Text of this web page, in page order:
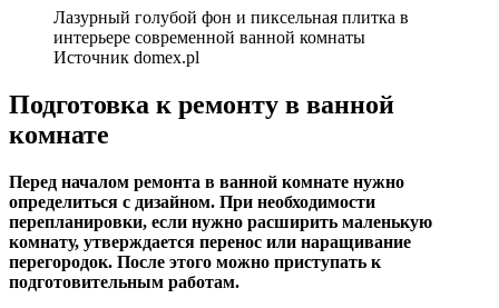
Лазурный голубой фон и пиксельная плитка в
интерьере современной ванной комнаты
Источник domex.pl
Подготовка к ремонту в ванной
комнате
Перед началом ремонта в ванной комнате нужно
определиться с дизайном. При необходимости
перепланировки, если нужно расширить маленькую
комнату, утверждается перенос или наращивание
перегородок. После этого можно приступать к
подготовительным работам.